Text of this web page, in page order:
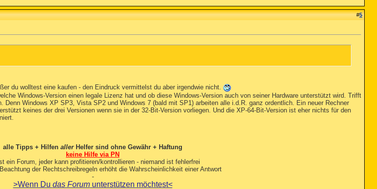
#5
du wolltest eine kaufen - den Eindruck vermittelst du aber irgendwie nicht.
Windows-Version einen legale Lizenz hat und ob diese Windows-Version auch von seiner Hardware unterstützt wird. Trifft
Windows XP SP3, Vista SP2 und Windows 7 (bald mit SP1) arbeiten alle i.d.R. ganz ordentlich. Ein neuer Rechner
keines der drei Versionen wenn sie in der 32-Bit-Version vorliegen. Und die XP-64-Bit-Version ist eher nichts für den
alle Tipps + Hilfen aller Helfer sind ohne Gewähr + Haftung
keine Hilfe via PN
ein Forum, jeder kann profitieren/kontrollieren - niemand ist fehlerfrei
der Rechtschreibregeln erhöht die Wahrscheinlichkeit einer Antwort
-
>Wenn Du das Forumunterstützen möchtest<